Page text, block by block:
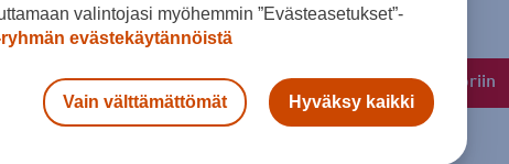
Lisää ostoskoriin
valintojasi myöhemmin ”Evästeasetukset”-
evästekäytännöistä
Vain välttämättömät Hyväksy kaikki